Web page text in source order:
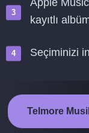
Apple
kayıtlı
Seçiminizi
Telmore